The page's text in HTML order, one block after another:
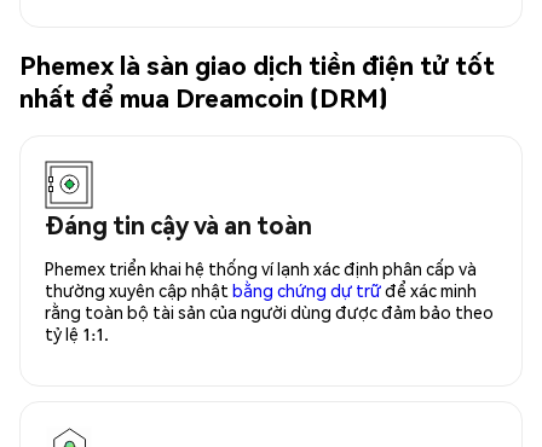
Phemex là sàn giao dịch tiền điện tử tốt
nhất để mua Dreamcoin (DRM)
Đáng tin cậy và an toàn
Phemex triển khai hệ thống ví lạnh xác định phân cấp và
thường xuyên cập nhật bằng chứng dự trữđể xác minh
rằng toàn bộ tài sản của người dùng được đảm bảo theo
tỷ lệ 1:1.